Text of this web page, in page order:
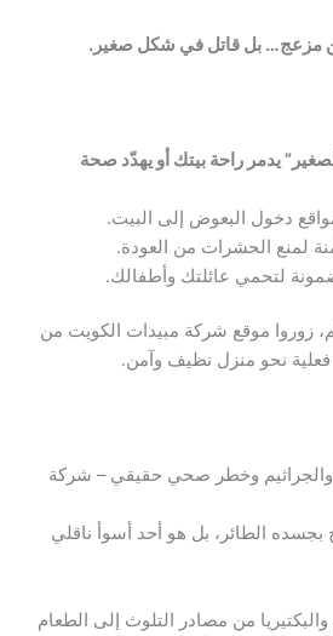
مزعج… بل قاتل في شكل صغير.
يدمر راحة بيتك أو يهدّد صحة
دخول البعوض إلى البيت.
لمنع الحشرات من العودة.
لتحمي عائلتك وأطفالك.
زوروا موقع شركة مبيدات الكويت من
فعلية نحو منزل نظيف وآمن.
والجراثيم وخطر صحي حقيقي – شركة
الطائر، بل هو أحد أسوأ ناقلي
من مصادر التلوث إلى الطعام